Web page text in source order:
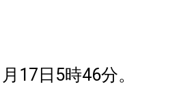
17日5時46分。